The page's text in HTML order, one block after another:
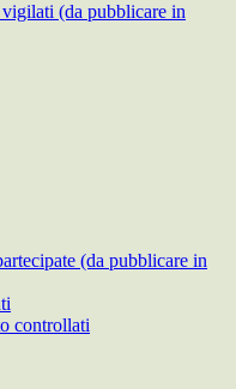
(da pubblicare in
(da pubblicare in
controllati